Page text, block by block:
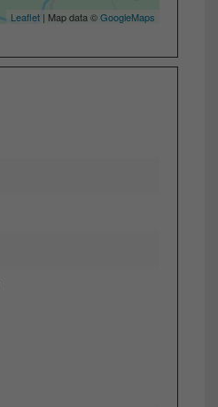
Leaflet | Map data ©GoogleMaps